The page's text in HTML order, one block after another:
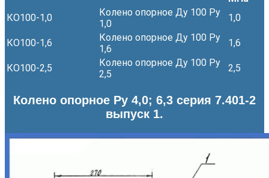
КО100-1,0
Колено опорное Ду 100 Ру
1,0
1,0
КО100-1,6
Колено опорное Ду 100 Ру
1,6
1,6
КО100-2,5
Колено опорное Ду 100 Ру
2,5
2,5
Колено опорное Ру 4,0; 6,3 серия 7.401-2
выпуск 1.